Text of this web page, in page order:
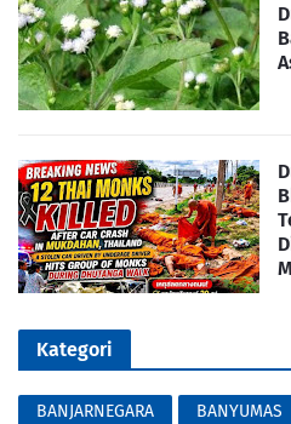
Kategori
BANJARNEGARA BANYUMAS